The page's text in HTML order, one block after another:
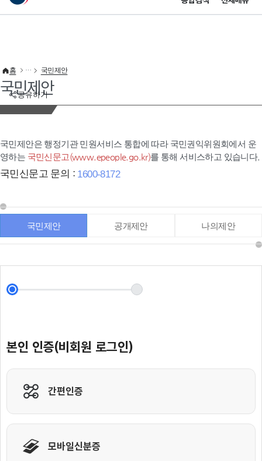
이 누리집은 대한민국 공식 전자정부 누리집입니다.
공유하기
홈 국민제안
국민제안
국민제안은 행정기관 민원서비스 통합에 따라 국민권익위원회에서 운
영하는 국민신문고(www.epeople.go.kr)를 통해 서비스하고 있습니다.
국민신문고 문의 : 1600-8172
국민제안 공개제안 나의제안